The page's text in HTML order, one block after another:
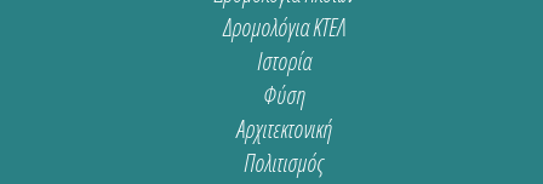
Δρομολόγια ΚΤΕΛ
Ιστορία
Φύση
Αρχιτεκτονική
Πολιτισμός